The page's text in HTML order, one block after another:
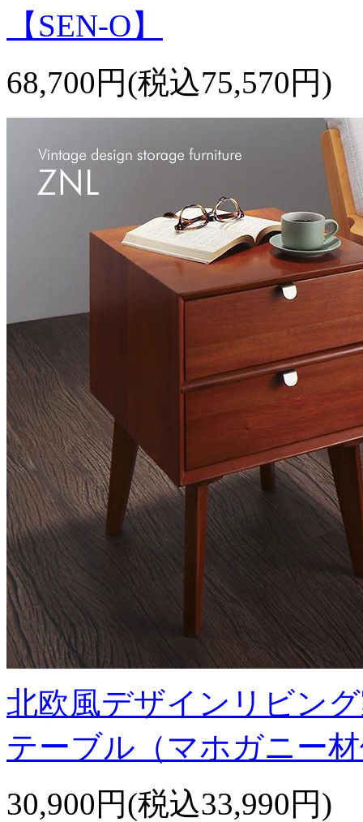
【SEN-O】
68,700円(税込75,570円)
北欧風デザインリビン
テーブル（マホガニー
30,900円(税込33,990円)